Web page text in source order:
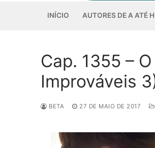
INÍCIO AUTORES DE A ATÉ H
Cap. 1355 –
Improváveis
BETA 27 DE MAIO DE 2017